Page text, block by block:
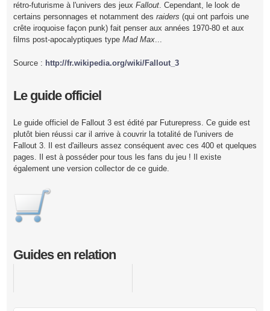
rétro-futurisme à l'univers des jeux Fallout. Cependant, le look de
certains personnages et notamment des raiders (qui ont parfois une
crête iroquoise façon punk) fait penser aux années 1970-80 et aux
films post-apocalyptiques type Mad Max...
Source : http://fr.wikipedia.org/wiki/Fallout_3
Le guide officiel
Le guide officiel de Fallout 3 est édité par Futurepress. Ce guide est
plutôt bien réussi car il arrive à couvrir la totalité de l'univers de
Fallout 3. Il est d'ailleurs assez conséquent avec ces 400 et quelques
pages. Il est à posséder pour tous les fans du jeu ! Il existe
également une version collector de ce guide.
Guides en relation